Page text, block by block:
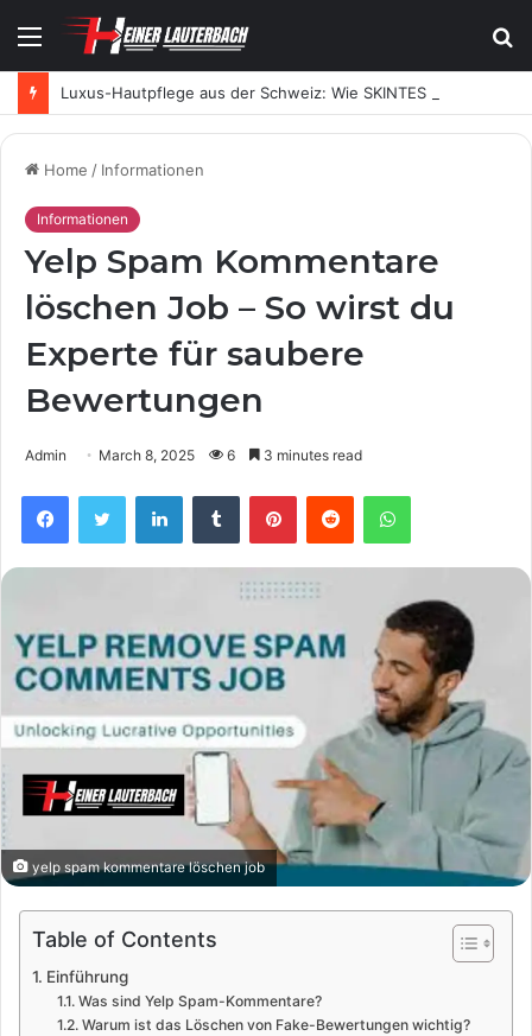
Menu
Home / Informationen
Informationen
Yelp Spam Kommentare
löschen Job – So wirst du
Experte für saubere
Bewertungen
Admin March 8, 2025 6 3 minutes read
FacebookTwitter LinkedInTumblr PinterestReddit WhatsApp
yelp spam kommentare löschen job
Table of Contents
Einführung
Was sind Yelp Spam-Kommentare?
Warum ist das Löschen von Fake-Bewertungen wichtig?